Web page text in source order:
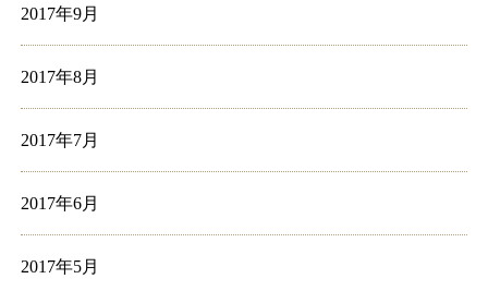
2017年9月
2017年8月
2017年7月
2017年6月
2017年5月